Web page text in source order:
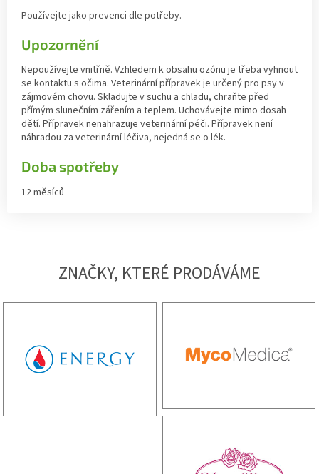
Používejte jako prevenci dle potřeby.
Upozornění
Nepoužívejte vnitřně. Vzhledem k obsahu ozónu je třeba vyhnout
se kontaktu s očima. Veterinární přípravek je určený pro psy v
zájmovém chovu. Skladujte v suchu a chladu, chraňte před
přímým slunečním zářením a teplem. Uchovávejte mimo dosah
dětí. Přípravek nenahrazuje veterinární péči. Přípravek není
náhradou za veterinární léčiva, nejedná se o lék.
Doba spotřeby
12 měsíců
ZNAČKY, KTERÉ PRODÁVÁME